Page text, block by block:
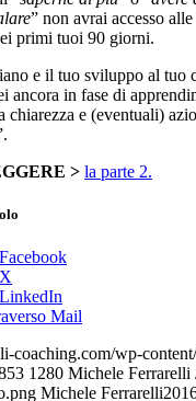
” non avrai accesso
primi tuoi 90 giorni.
e il tuo sviluppo al tuo
ancora in fase di
chiarezza e (eventuali)
> la parte 2.
Mail
coaching.com/wp-
1280 Michele Ferrarelli
Michele Ferrarelli